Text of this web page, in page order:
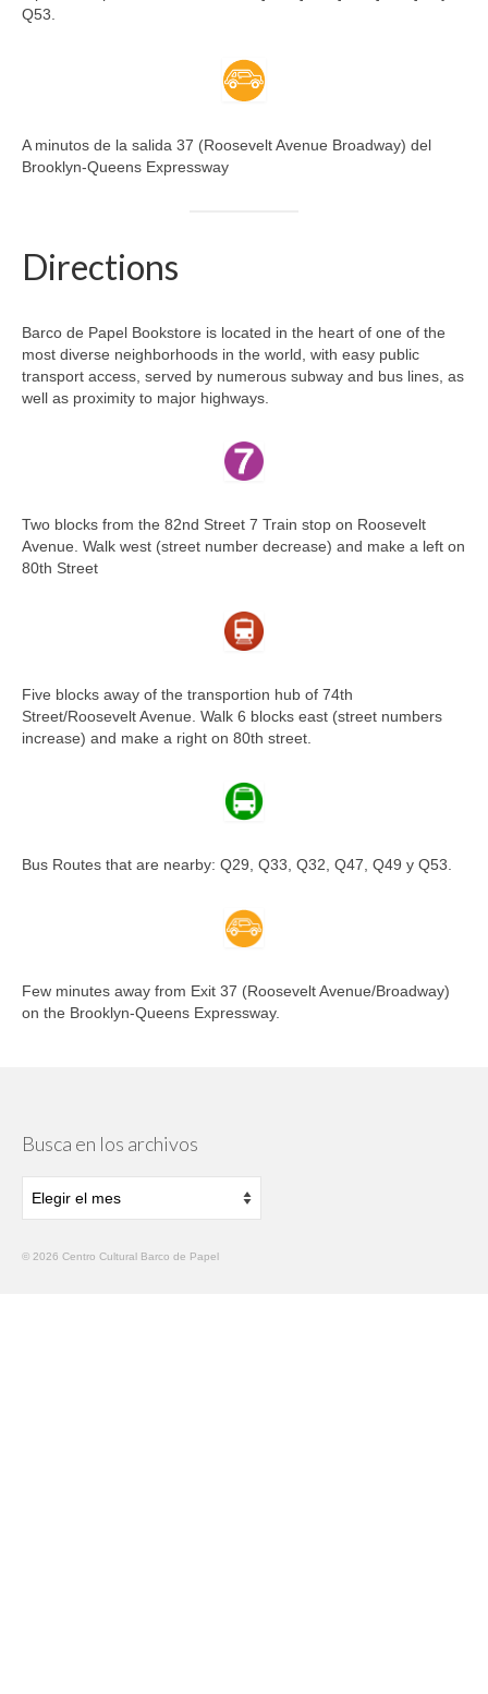
Q53.
A minutos de la salida 37 (Roosevelt Avenue Broadway) del
Brooklyn-Queens Expressway
Directions
Barco de Papel Bookstore is located in the heart of one of the
most diverse neighborhoods in the world, with easy public
transport access, served by numerous subway and bus lines, as
well as proximity to major highways.
Two blocks from the 82nd Street 7 Train stop on Roosevelt
Avenue. Walk west (street number decrease) and make a left on
80th Street
Five blocks away of the transportion hub of 74th
Street/Roosevelt Avenue. Walk 6 blocks east (street numbers
increase) and make a right on 80th street.
Bus Routes that are nearby: Q29, Q33, Q32, Q47, Q49 y Q53.
Few minutes away from Exit 37 (Roosevelt Avenue/Broadway)
on the Brooklyn-Queens Expressway.
Busca en los archivos
en
archivos
© 2026 Centro Cultural Barco de Papel